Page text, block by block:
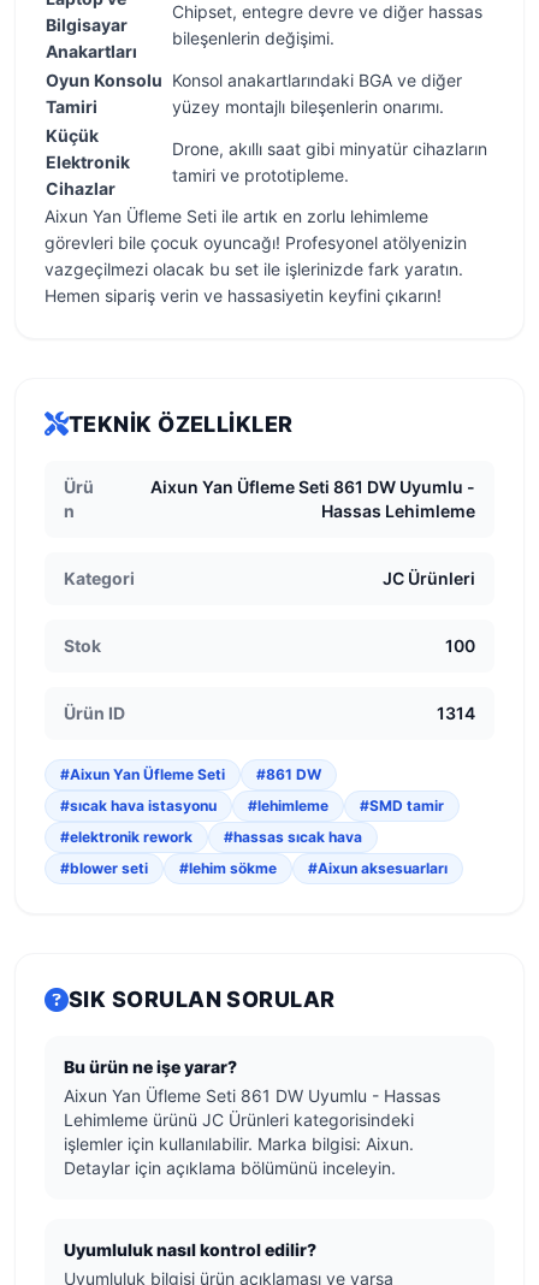
Bilgisayar
Anakartları
Chipset, entegre devre ve diğer hassas
bileşenlerin değişimi.
Oyun Konsolu
Tamiri
Konsol anakartlarındaki BGA ve diğer
yüzey montajlı bileşenlerin onarımı.
Küçük
Elektronik
Cihazlar
Drone, akıllı saat gibi minyatür cihazların
tamiri ve prototipleme.
Aixun Yan Üfleme Seti ile artık en zorlu lehimleme
görevleri bile çocuk oyuncağı! Profesyonel atölyenizin
vazgeçilmezi olacak bu set ile işlerinizde fark yaratın.
Hemen sipariş verin ve hassasiyetin keyfini çıkarın!
TEKNIK ÖZELLIKLER
Ürü
n
Aixun Yan Üfleme Seti 861 DW Uyumlu -
Hassas Lehimleme
Kategori JC Ürünleri
Stok 100
Ürün ID 1314
#Aixun Yan Üfleme Seti
#861 DW
#sıcak hava istasyonu
#lehimleme
#SMD tamir
#elektronik rework
#hassas sıcak hava
#blower seti
#lehim sökme #Aixun aksesuarları
SIK SORULAN SORULAR
Bu ürün ne işe yarar?
Aixun Yan Üfleme Seti 861 DW Uyumlu - Hassas
Lehimleme ürünü JC Ürünleri kategorisindeki
işlemler için kullanılabilir. Marka bilgisi: Aixun.
Detaylar için açıklama bölümünü inceleyin.
Uyumluluk nasıl kontrol edilir?
Uyumluluk bilgisi ürün açıklaması ve varsa